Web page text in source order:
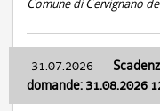
Comune di Cervignano
31.07.2026 -
domande: 31.08.2026